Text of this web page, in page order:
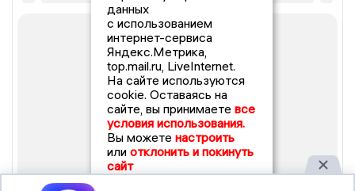
данных
с использованием
интернет-сервиса
Яндекс.Метрика,
top.mail.ru, LiveInternet.
На сайте используются
cookie. Оставаясь на
сайте, вы принимаете все
условия использования.
Вы можете настроить
или отклонить и покинуть
сайт